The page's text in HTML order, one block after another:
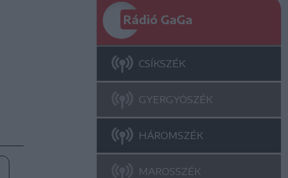
Rádió GaGa
CSÍKSZÉK
GYERGYÓSZÉK
HÁROMSZÉK
MAROSSZÉK